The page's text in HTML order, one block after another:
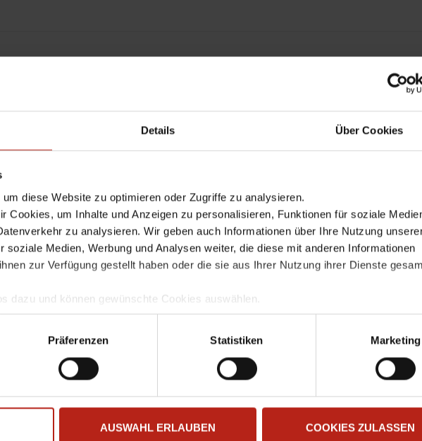
Details Über Cookies
diese Website zu optimieren oder Zugriffe zu analysieren.
Cookies, um Inhalte und Anzeigen zu personalisieren, Funktionen für soziale
zu analysieren. Wir geben auch Informationen über Ihre Nutzung
soziale Medien, Werbung und Analysen weiter, die diese mit anderen Informationen
zur Verfügung gestellt haben oder die sie aus Ihrer Nutzung ihrer Dienste
dazu und können gewünschte Cookies auswählen.
und zur Speicherung Ihrer Daten finden Sie in unsererDatenschutzerklärung
gesetzt, wenn Sie auf "Ablehnen" klicken.
Präferenzen Statistiken Marketing
AUSWAHL ERLAUBEN COOKIES ZULASSEN
Sie einen Kommentar
Adressse wird nicht veröffentlicht. Markierte Felder sind Pflichtfelder